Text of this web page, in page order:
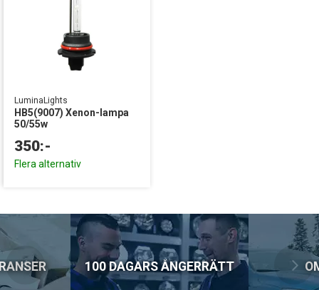
LuminaLights
HB5(9007) Xenon-lampa
50/55w
350:-
Flera alternativ
100 DAGARS ÅNGERRÄTT